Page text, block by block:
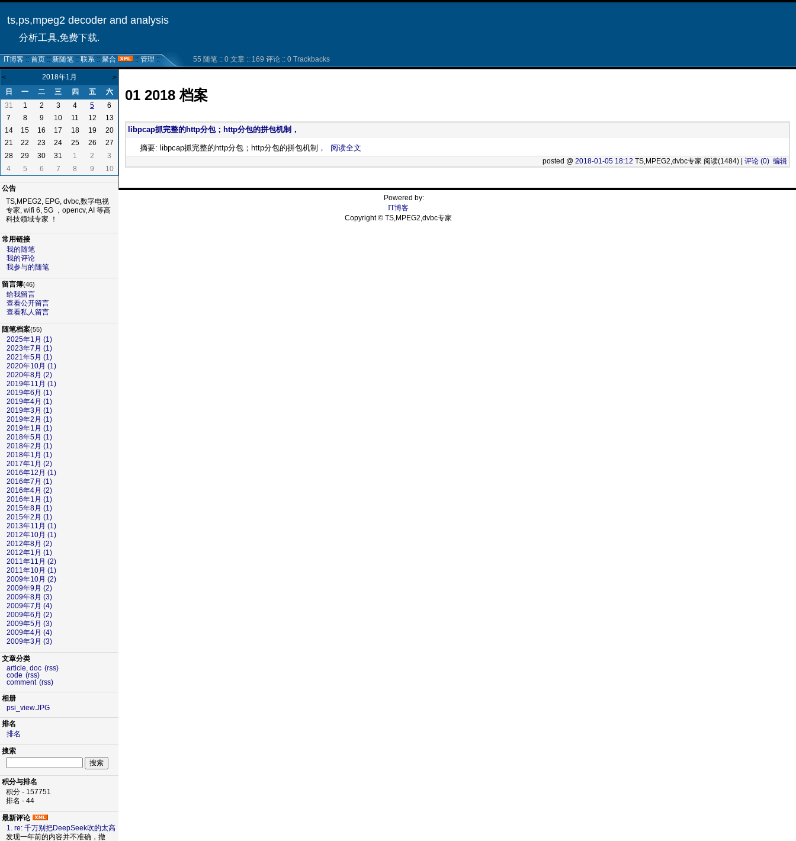
ts,ps,mpeg2 decoder and analysis
分析工具,免费下载.
IT博客 :: 首页 :: 新随笔 :: 联系 :: 聚合 :: 管理 :: 55 随笔 :: 0 文章 :: 169 评论 :: 0 Trackbacks
< 2018年1月 >
日 一 二 三 四 五
六
31
1 2 3 4 5
6
7
8 9 10 11 12
13
14
15 16 17 18 19
20
21
22 23 24 25 26
27
28
29 30 31 1 2
3
4
5 6 7 8 9 10
公告
TS,MPEG2, EPG, dvbc,数字电视
专家, wifi 6, 5G ，opencv, AI 等高
科技领域专家 ！
常用链接
我的随笔
我的评论
我参与的随笔
留言簿(46)
给我留言
查看公开留言
查看私人留言
随笔档案(55)
2025年1月 (1)
2023年7月 (1)
2021年5月 (1)
2020年10月 (1)
2020年8月 (2)
2019年11月 (1)
2019年6月 (1)
2019年4月 (1)
2019年3月 (1)
2019年2月 (1)
2019年1月 (1)
2018年5月 (1)
2018年2月 (1)
2018年1月 (1)
2017年1月 (2)
2016年12月 (1)
2016年7月 (1)
2016年4月 (2)
2016年1月 (1)
2015年8月 (1)
2015年2月 (1)
2013年11月 (1)
2012年10月 (1)
2012年8月 (2)
2012年1月 (1)
2011年11月 (2)
2011年10月 (1)
2009年10月 (2)
2009年9月 (2)
2009年8月 (3)
2009年7月 (4)
2009年6月 (2)
2009年5月 (3)
2009年4月 (4)
2009年3月 (3)
文章分类
article, doc (rss)
code (rss)
comment (rss)
相册
psi_view.JPG
排名
排名
搜索
积分与排名
积分 - 157751
排名 - 44
最新评论
1. re: 千万别把DeepSeek吹的太高
发现一年前的内容并不准确，撤
01 2018 档案
libpcap抓完整的http分包；http分包的拼包机制，
摘要: libpcap抓完整的http分包；http分包的拼包机制， 阅读全文
posted @ 2018-01-05 18:12 TS,MPEG2,dvbc专家 阅读(1484) | 评论 (0) 编辑
Powered by:
IT博客
Copyright © TS,MPEG2,dvbc专家